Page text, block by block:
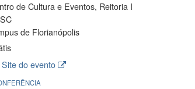
de Cultura e Eventos, Reitoria I
de Florianópolis
Site do evento